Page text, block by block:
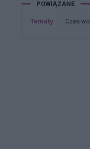
POWIĄZANE
Tematy czas